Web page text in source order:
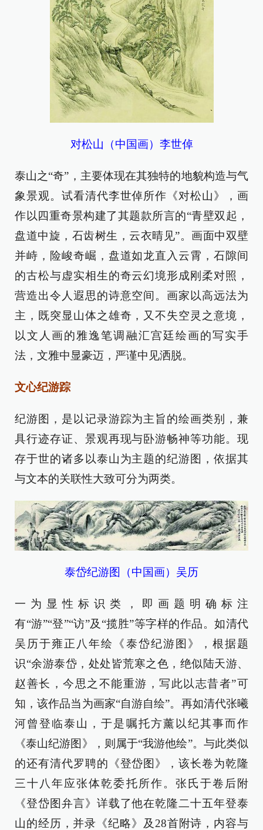
对松山（中国画）李世倬
泰山之“奇”，主要体现在其独特的地貌构造与气
象景观。试看清代李世倬所作《对松山》，画
作以四重奇景构建了其题款所言的“青壁双起，
盘道中旋，石齿树生，云衣晴见”。画面中双壁
并峙，险峻奇崛，盘道如龙直入云霄，石隙间
的古松与虚实相生的奇云幻境形成刚柔对照，
营造出令人遐思的诗意空间。画家以高远法为
主，既突显山体之雄奇，又不失空灵之意境，
以文人画的雅逸笔调融汇宫廷绘画的写实手
法，文雅中显豪迈，严谨中见洒脱。
文心纪游踪
纪游图，是以记录游踪为主旨的绘画类别，兼
具行迹存证、景观再现与卧游畅神等功能。现
存于世的诸多以泰山为主题的纪游图，依据其
与文本的关联性大致可分为两类。
泰岱纪游图（中国画）吴历
一为显性标识类，即画题明确标注
有“游”“登”“访”及“揽胜”等字样的作品。如清代
吴历于雍正八年绘《泰岱纪游图》，根据题
识“余游泰岱，处处皆荒寒之色，绝似陆天游、
赵善长，今思之不能重游，写此以志昔者”可
知，该作品当为画家“自游自绘”。再如清代张曦
河曾登临泰山，于是嘱托方薰以纪其事而作
《泰山纪游图》，则属于“我游他绘”。与此类似
的还有清代罗聘的《登岱图》，该长卷为乾隆
三十八年应张体乾委托所作。张氏于卷后附
《登岱图弁言》详载了他在乾隆二十五年登泰
山的经历，并录《纪略》及28首附诗，内容与